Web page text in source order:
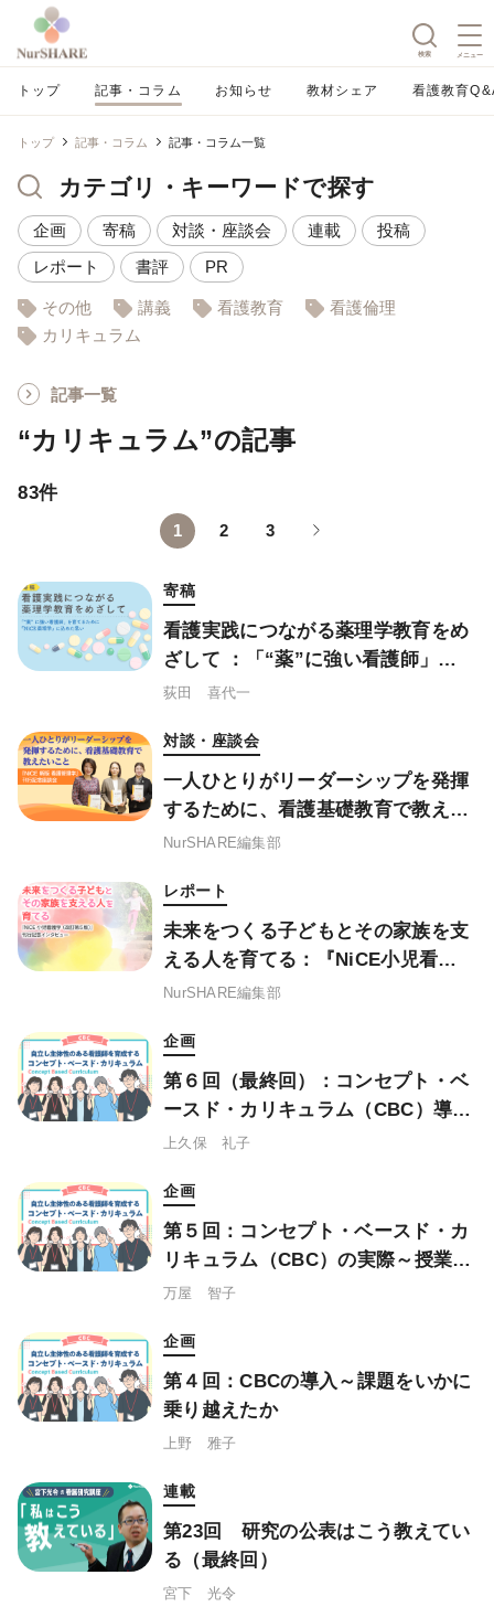
検索 メニュー
トップ 記事・コラム お知らせ 教材シェア 看護教育
トップ 記事・コラム 記事・コラム一覧
カテゴリ・キーワードで探す
企画 寄稿 対談・座談会 連載
投稿
レポート
書評 PR
その他 講義 看護教育
看護倫理
カリキュラム
記事一覧
“カリキュラム”の記事
83件
1 2 3
寄稿
看護実践につながる薬理学教育をめ
ざして ：「“薬”に強い看護師」を
育てるために『NiCE薬理学』に込
荻田 喜代一
対談・座談会
一人ひとりがリーダーシップを発揮
するために、看護基礎教育で教えた
いこと ——『NiCE 新版 看護管理
NurSHARE編集部
レポート
未来をつくる子どもとその家族を支
える人を育てる：『NiCE小児看護
学 (改訂第５版) 』刊行記念インタビ
NurSHARE編集部
企画
第６回（最終回）：コンセプト・ベ
ースド・カリキュラム（CBC）導入
から３年間の評価と今後の取り組み
上久保 礼子
企画
第５回：コンセプト・ベースド・カ
リキュラム（CBC）の実際～授業例
を通して
万屋 智子
企画
第４回：CBCの導入～課題をいかに
乗り越えたか
上野 雅子
連載
第23回 研究の公表はこう教えてい
る（最終回）
宮下 光令